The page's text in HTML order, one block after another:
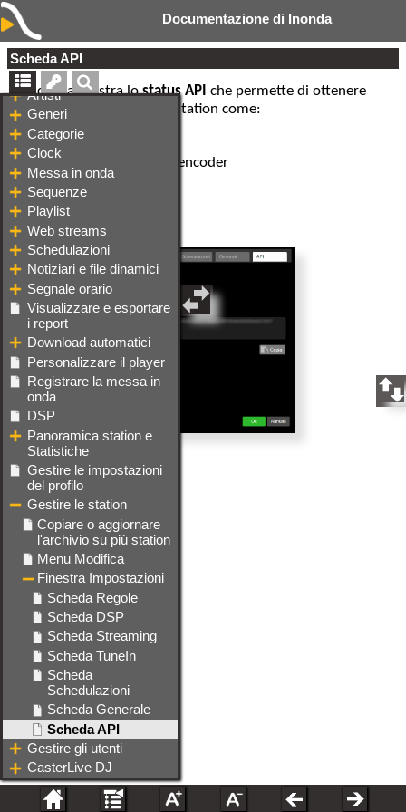
Documentazione di Inonda
Scheda API
La scheda mostra lostatus API che permette di ottenere
alcune informazioni della station come:
• Nome della station
• Status motore audio ed encoder
• Brano corrente
• Prossimo brano
• Ultimi 10 brani suonati